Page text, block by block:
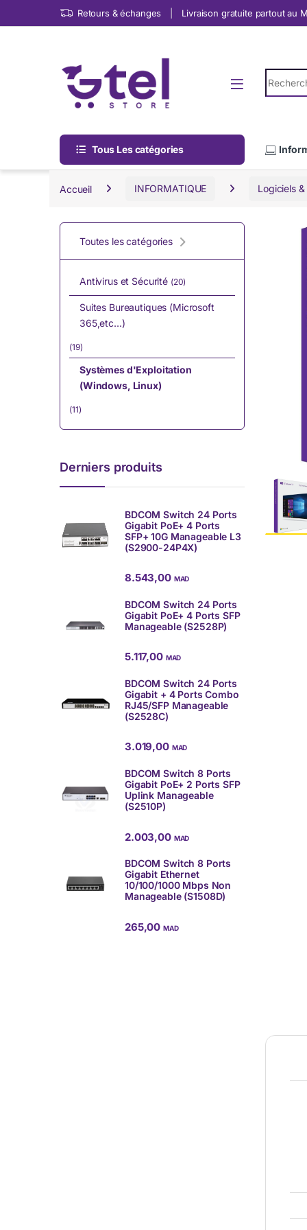
Skip to navigation
Skip to content Retours & échanges Livraison gratuite partout au
Search
Tous Les catégories
Accueil INFORMATIQUE Logiciels
Toutes les catégories
Antivirus et Sécurité (20)
Suites Bureautiques (Microsoft
365,etc…)
(19)
Systèmes d'Exploitation
(Windows, Linux)
(11)
Derniers produits
BDCOM Switch 24 Ports
Gigabit PoE+ 4 Ports
SFP+ 10G Manageable L3
(S2900-24P4X)
8.543,00 MAD
BDCOM Switch 24 Ports
Gigabit PoE+ 4 Ports SFP
Manageable (S2528P)
5.117,00 MAD
BDCOM Switch 24 Ports
Gigabit + 4 Ports Combo
RJ45/SFP Manageable
(S2528C)
3.019,00 MAD
BDCOM Switch 8 Ports
Gigabit PoE+ 2 Ports SFP
Uplink Manageable
(S2510P)
2.003,00 MAD
BDCOM Switch 8 Ports
Gigabit Ethernet
10/100/1000 Mbps Non
Manageable (S1508D)
265,00MAD